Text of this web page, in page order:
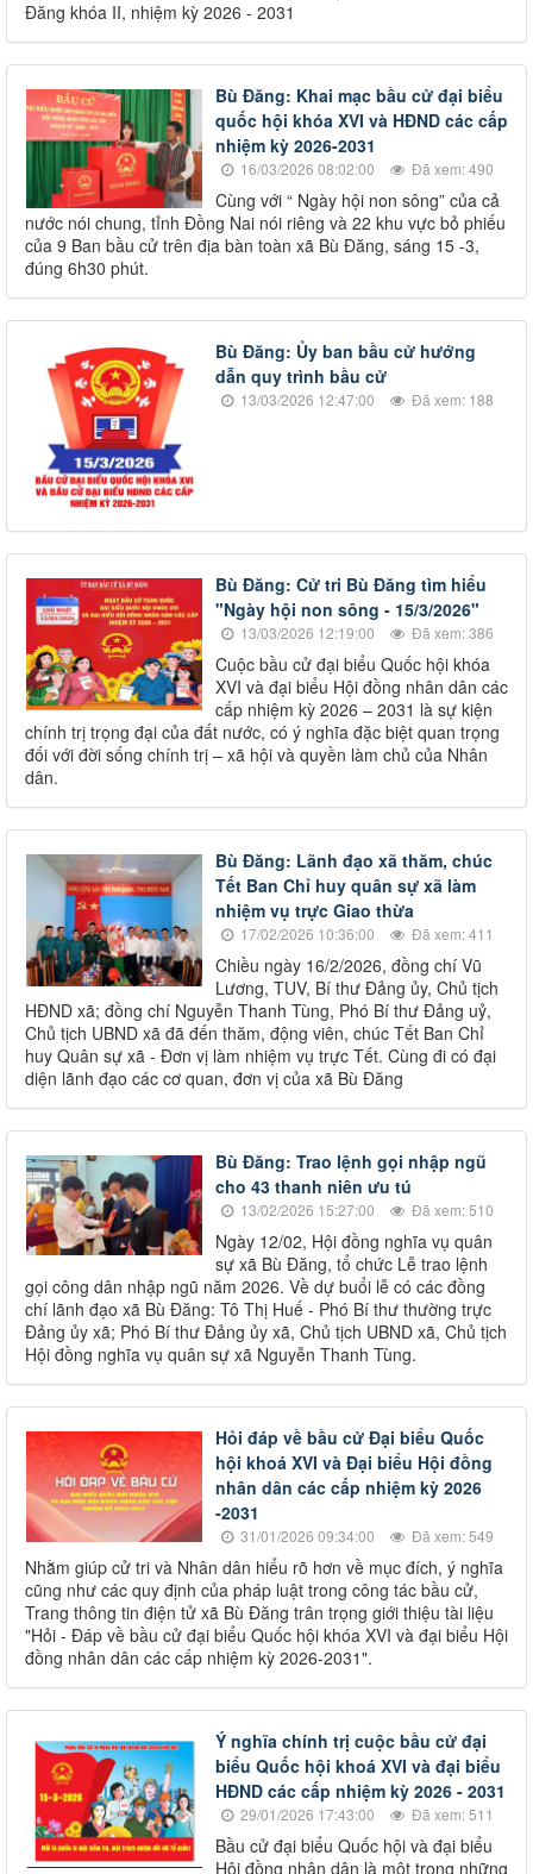
Đăng khóa II, nhiệm kỳ 2026 - 2031
Bù Đăng: Khai mạc bầu cử đại biểu
quốc hội khóa XVI và HĐND các cấp
nhiệm kỳ 2026-2031
16/03/2026 08:02:00 Đã xem: 490
Cùng với “ Ngày hội non sông” của cả
nước nói chung, tỉnh Đồng Nai nói riêng và 22 khu vực bỏ phiếu
của 9 Ban bầu cử trên địa bàn toàn xã Bù Đăng, sáng 15 -3,
đúng 6h30 phút.
Bù Đăng: Ủy ban bầu cử hướng
dẫn quy trình bầu cử
13/03/2026 12:47:00 Đã xem: 188
Bù Đăng: Cử tri Bù Đăng tìm hiểu
"Ngày hội non sông - 15/3/2026"
13/03/2026 12:19:00 Đã xem: 386
Cuộc bầu cử đại biểu Quốc hội khóa
XVI và đại biểu Hội đồng nhân dân các
cấp nhiệm kỳ 2026 – 2031 là sự kiện
chính trị trọng đại của đất nước, có ý nghĩa đặc biệt quan trọng
đối với đời sống chính trị – xã hội và quyền làm chủ của Nhân
dân.
Bù Đăng: Lãnh đạo xã thăm, chúc
Tết Ban Chỉ huy quân sự xã làm
nhiệm vụ trực Giao thừa
17/02/2026 10:36:00 Đã xem: 411
Chiều ngày 16/2/2026, đồng chí Vũ
Lương, TUV, Bí thư Đảng ủy, Chủ tịch
HĐND xã; đồng chí Nguyễn Thanh Tùng, Phó Bí thư Đảng uỷ,
Chủ tịch UBND xã đã đến thăm, động viên, chúc Tết Ban Chỉ
huy Quân sự xã - Đơn vị làm nhiệm vụ trực Tết. Cùng đi có đại
diện lãnh đạo các cơ quan, đơn vị của xã Bù Đăng
Bù Đăng: Trao lệnh gọi nhập ngũ
cho 43 thanh niên ưu tú
13/02/2026 15:27:00 Đã xem: 510
Ngày 12/02, Hội đồng nghĩa vụ quân
sự xã Bù Đăng, tổ chức Lễ trao lệnh
gọi công dân nhập ngũ năm 2026. Về dự buổi lễ có các đồng
chí lãnh đạo xã Bù Đăng: Tô Thị Huế - Phó Bí thư thường trực
Đảng ủy xã; Phó Bí thư Đảng ủy xã, Chủ tịch UBND xã, Chủ tịch
Hội đồng nghĩa vụ quân sự xã Nguyễn Thanh Tùng.
Hỏi đáp về bầu cử Đại biểu Quốc
hội khoá XVI và Đại biểu Hội đồng
nhân dân các cấp nhiệm kỳ 2026
-2031
31/01/2026 09:34:00 Đã xem: 549
Nhằm giúp cử tri và Nhân dân hiểu rõ hơn về mục đích, ý nghĩa
cũng như các quy định của pháp luật trong công tác bầu cử,
Trang thông tin điện tử xã Bù Đăng trân trọng giới thiệu tài liệu
"Hỏi - Đáp về bầu cử đại biểu Quốc hội khóa XVI và đại biểu Hội
đồng nhân dân các cấp nhiệm kỳ 2026-2031".
Ý nghĩa chính trị cuộc bầu cử đại
biểu Quốc hội khoá XVI và đại biểu
HĐND các cấp nhiệm kỳ 2026 - 2031
29/01/2026 17:43:00 Đã xem: 511
Bầu cử đại biểu Quốc hội và đại biểu
Hội đồng nhân dân là một trong những